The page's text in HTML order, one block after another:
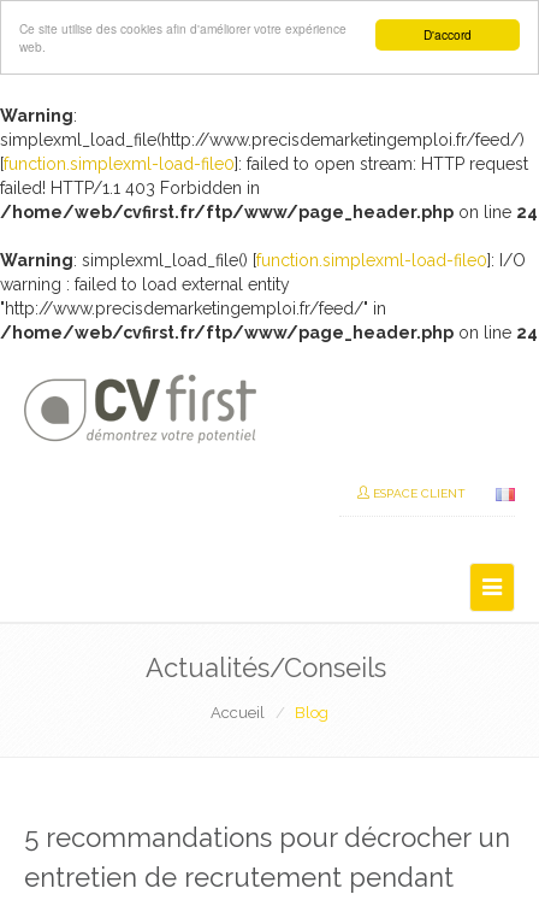
D'accord
Ce site utilise des cookies afin d'améliorer votre expérience
web.
Warning:
simplexml_load_file(http://www.precisdemarketingemploi.fr/feed/)
[function.simplexml-load-file0]: failed to open stream: HTTP request
failed! HTTP/1.1 403 Forbidden in
/home/web/cvfirst.fr/ftp/www/page_header.php on line 24
Warning: simplexml_load_file() [function.simplexml-load-file0]: I/O
warning : failed to load external entity
"http://www.precisdemarketingemploi.fr/feed/" in
/home/web/cvfirst.fr/ftp/www/page_header.php on line 24
ESPACE CLIENT
Actualités/Conseils
Accueil Blog
5 recommandations pour décrocher un
entretien de recrutement pendant